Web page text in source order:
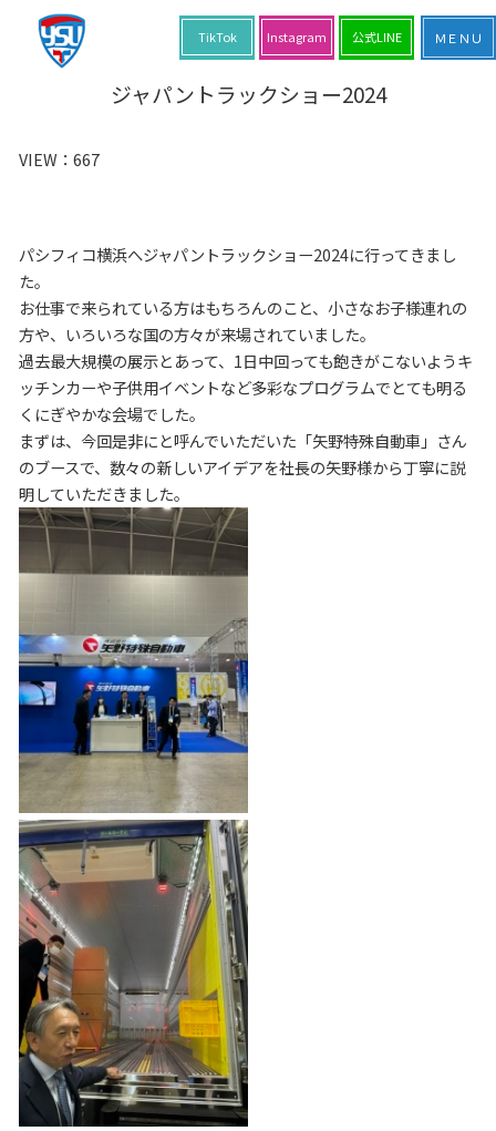
ジャパントラックショー2024
VIEW： 667
パシフィコ横浜へジャパントラックショー2024に行ってきまし
た。
お仕事で来られている方はもちろんのこと、小さなお子様連れの
方や、いろいろな国の方々が来場されていました。
過去最大規模の展示とあって、1日中回っても飽きがこないようキ
ッチンカーや子供用イベントなど多彩なプログラムでとても明る
くにぎやかな会場でした。
まずは、今回是非にと呼んでいただいた「矢野特殊自動車」さん
のブースで、数々の新しいアイデアを社長の矢野様から丁寧に説
明していただきました。
公式LINE
Instagram
TikTok